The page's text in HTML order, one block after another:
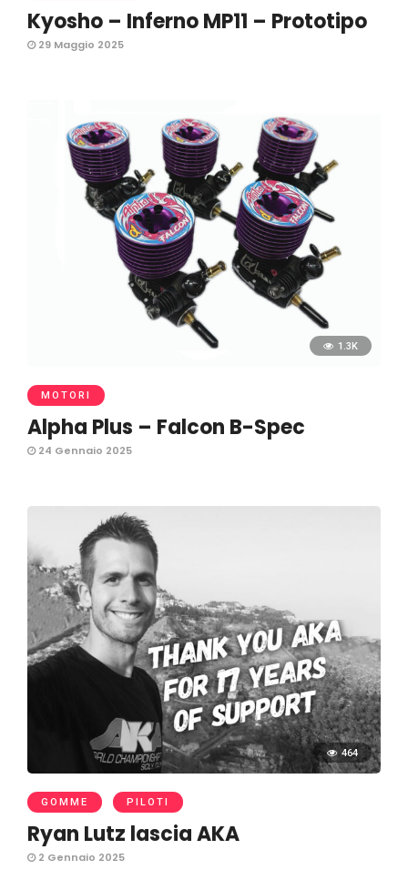
Kyosho – Inferno MP11 – Prototipo
29 Maggio 2025
1.3K
MOTORI
Alpha Plus – Falcon B-Spec
24 Gennaio 2025
464
GOMME PILOTI
Ryan Lutz lascia AKA
2 Gennaio 2025